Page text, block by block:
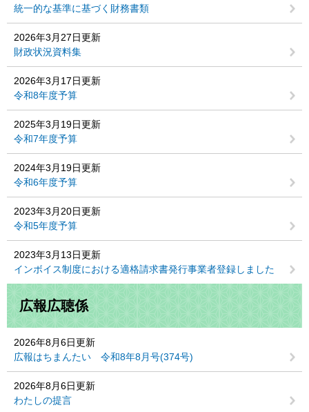
統一的な基準に基づく財務書類
2026年3月27日更新
財政状況資料集
2026年3月17日更新
令和8年度予算
2025年3月19日更新
令和7年度予算
2024年3月19日更新
令和6年度予算
2023年3月20日更新
令和5年度予算
2023年3月13日更新
インボイス制度における適格請求書発行事業者登録しました
広報広聴係
2026年8月6日更新
広報はちまんたい 令和8年8月号(374号)
2026年8月6日更新
わたしの提言